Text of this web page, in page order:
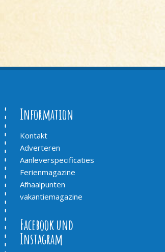
Information
Kontakt
Adverteren
Aanleverspecificaties
Ferienmagazine
Afhaalpunten
vakantiemagazine
Facebook und
Instagram